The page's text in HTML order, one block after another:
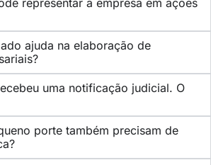
representar a empresa em ações
ajuda na elaboração de
uma notificação judicial. O
porte também precisam de